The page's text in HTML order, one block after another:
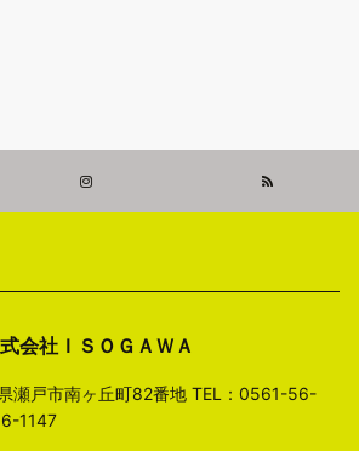
会社ＩＳＯＧＡＷＡ
戸市南ヶ丘町82番地 TEL：0561-56-
1147